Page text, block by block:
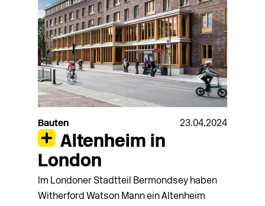
Bauten 23.04.2024
Altenheim in
London
Im Londoner Stadtteil Bermondsey haben
Witherford Watson Mann ein Altenheim